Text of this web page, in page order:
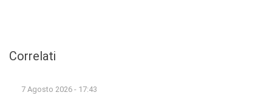
Correlati
7 Agosto 2026 - 17:43